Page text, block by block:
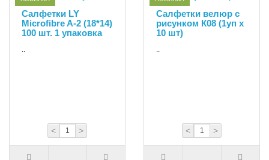
Салфетки LY
Microfibre A-2 (18*14)
100 шт. 1 упаковка
..
< >
Cалфетки велюр с
рисунком К08 (1уп х
10 шт)
..
< >